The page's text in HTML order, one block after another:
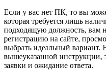
Если у вас нет ПК, то вы
которая требуется лишь
подходящую должность, вам
регистрацию на сайте,
выбрать идеальный вариант.
вышеуказанной инструкции,
заявки и ожидание ответа.